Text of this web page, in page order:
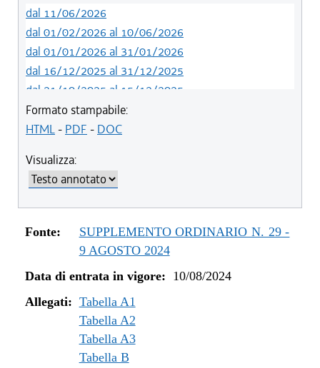
dal 11/06/2026
dal 01/02/2026 al 10/06/2026
dal 01/01/2026 al 31/01/2026
dal 16/12/2025 al 31/12/2025
dal 21/10/2025 al 15/12/2025
dal 08/08/2025 al 20/10/2025
dal 10/07/2025 al 07/08/2025
dal 25/03/2025 al 04/06/2025
dal 07/03/2025 al 24/03/2025
dal 01/01/2025 al 06/03/2025
dal 27/10/2024 al 31/12/2024
dal 10/08/2024 al 26/10/2024
Formato stampabile:
HTML- PDF - DOC
Visualizza:
Fonte:
SUPPLEMENTO ORDINARIO N. 29 -
9 AGOSTO 2024
Data di entrata in vigore: 10/08/2024
Allegati: Tabella A1
Tabella A2
Tabella A3
Tabella B